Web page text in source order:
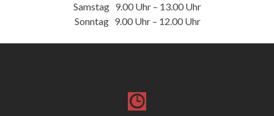
Samstag 9.00 Uhr – 13.00 Uhr
Sonntag 9.00 Uhr – 12.00 Uhr